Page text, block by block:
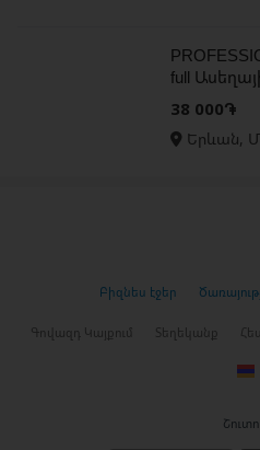
full
38 000֏
Երևան,
Բիզնես էջեր
Գովազդ Կայքում Տեղեկանք